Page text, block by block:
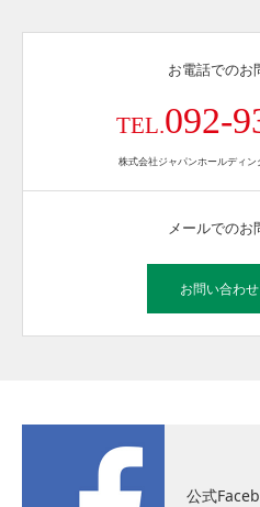
お電話でのお
TEL.092-
株式会社ジャパンホールディ
メールでのお
お問い合わ
公式